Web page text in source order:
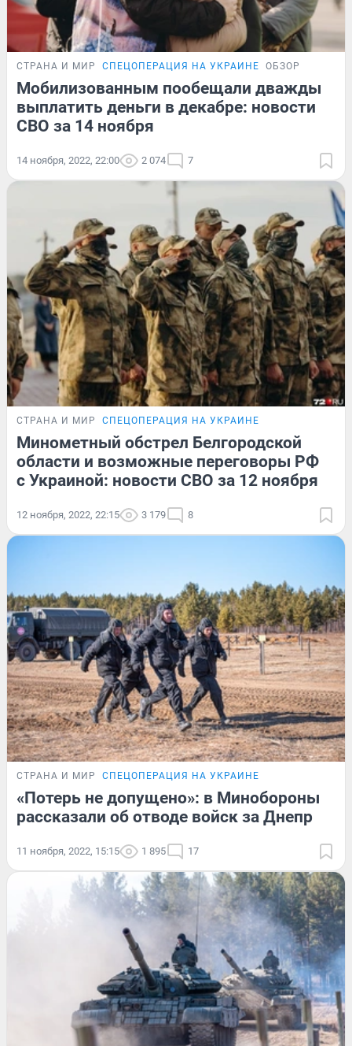
СТРАНА И МИР СПЕЦОПЕРАЦИЯ НА УКРАИНЕ ОБЗОР
Мобилизованным пообещали дважды
выплатить деньги в декабре: новости
СВО за 14 ноября
14 ноября, 2022, 22:00 2 074 7
СТРАНА И МИР СПЕЦОПЕРАЦИЯ НА УКРАИНЕ
Минометный обстрел Белгородской
области и возможные переговоры РФ
с Украиной: новости СВО за 12 ноября
12 ноября, 2022, 22:15 3 179 8
СТРАНА И МИР СПЕЦОПЕРАЦИЯ НА УКРАИНЕ
«Потерь не допущено»: в Минобороны
рассказали об отводе войск за Днепр
11 ноября, 2022, 15:15 1 895 17